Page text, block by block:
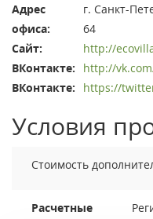
Адрес
офиса:
г. Санкт-
64
Сайт:
http://
ВКонтакте:
http://
ВКонтакте:
https://
Условия
Стоимость
Расчетные